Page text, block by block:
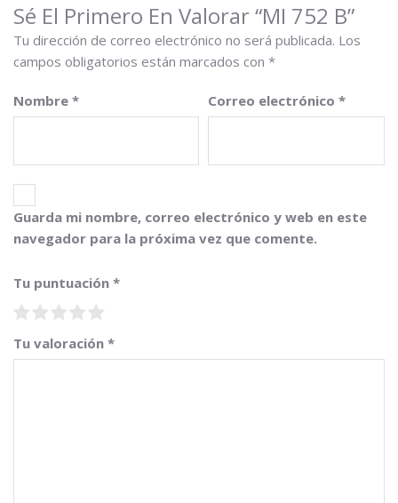
Sé El Primero En Valorar “MI 752 B”
Tu dirección de correo electrónico no será publicada. Los
campos obligatorios están marcados con *
Nombre * Correo electrónico *
Guarda mi nombre, correo electrónico y web en este
navegador para la próxima vez que comente.
Tu puntuación *
Tu valoración *